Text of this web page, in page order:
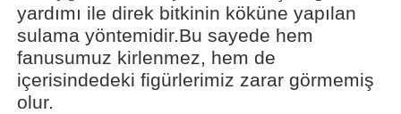
yardımı ile direk bitkinin köküne yapılan
sulama yöntemidir.Bu sayede hem
fanusumuz kirlenmez, hem de
içerisindedeki figürlerimiz zarar görmemiş
olur.